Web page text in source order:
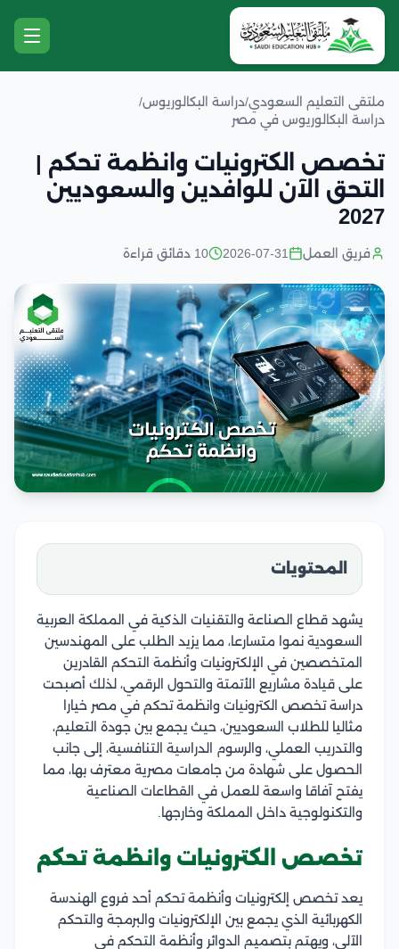
ملتقى التعليم السعودي/دراسة البكالوريوس/
دراسة البكالوريوس في مصر
تخصص الكترونيات وانظمة تحكم |
التحق الآن للوافدين والسعوديين
2027
فريق العمل 2026-07-31 10 دقائق قراءة
المحتويات
يشهد قطاع الصناعة والتقنيات الذكية في المملكة العربية
السعودية نموا متسارعا، مما يزيد الطلب على المهندسين
المتخصصين في الإلكترونيات وأنظمة التحكم القادرين
على قيادة مشاريع الأتمتة والتحول الرقمي، لذلك أصبحت
دراسة تخصص الكترونيات وانظمة تحكم في مصر خيارا
مثاليا للطلاب السعوديين، حيث يجمع بين جودة التعليم،
والتدريب العملي، والرسوم الدراسية التنافسية، إلى جانب
الحصول على شهادة من جامعات مصرية معترف بها، مما
يفتح آفاقا واسعة للعمل في القطاعات الصناعية
والتكنولوجية داخل المملكة وخارجها.
تخصص الكترونيات وانظمة تحكم
يعد تخصص إلكترونيات وأنظمة تحكم أحد فروع الهندسة
الكهربائية الذي يجمع بين الإلكترونيات والبرمجة والتحكم
الآلي، ويهتم بتصميم الدوائر وأنظمة التحكم في